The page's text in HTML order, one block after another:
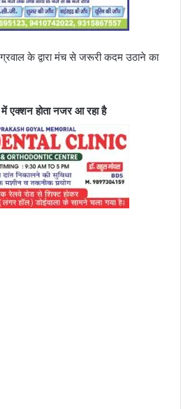
के द्वारा मंच से जरूरी कदम उठाने का
एक्शन होता नजर आ रहा है